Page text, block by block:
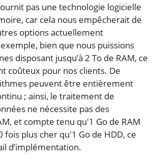
pas une technologie logicielle
car cela nous empêcherait de
options actuellement
bien que nous puissions
disposant jusqu’à 2 To de RAM, ce
coûteux pour nos clients. De
peuvent être entièrement
; ainsi, le traitement de
ne nécessite pas des
et compte tenu qu'1 Go de RAM
fois plus cher qu'1 Go de HDD, ce
d’implémentation.